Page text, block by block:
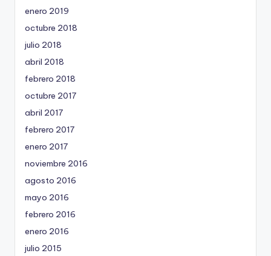
enero 2019
octubre 2018
julio 2018
abril 2018
febrero 2018
octubre 2017
abril 2017
febrero 2017
enero 2017
noviembre 2016
agosto 2016
mayo 2016
febrero 2016
enero 2016
julio 2015